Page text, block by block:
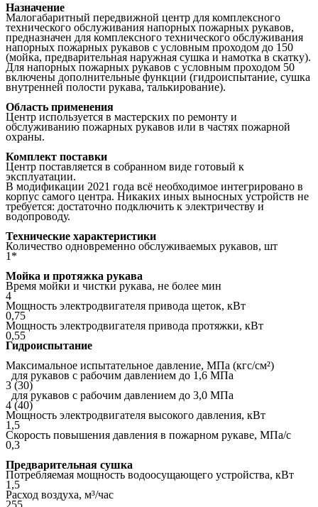
Назначение
Малогабаритный передвижной центр для комплексного
технического обслуживания напорных пожарных рукавов,
предназначен для комплексного технического обслуживания
напорных пожарных рукавов с условным проходом до 150
(мойка, предварительная наружная сушка и намотка в скатку).
Для напорных пожарных рукавов с условным проходом 50
включены дополнительные функции (гидроиспытание, сушка
внутренней полости рукава, талькирование).
Область применения
Центр используется в мастерских по ремонту и
обслуживанию пожарных рукавов или в частях пожарной
охраны.
Комплект поставки
Центр поставляется в собранном виде готовый к
эксплуатации.
В модификации 2021 года всё необходимое интегрировано в
корпус самого центра. Никаких иных выносных устройств не
требуется: достаточно подключить к электричеству и
водопроводу.
Технические характеристики
Количество одновременно обслуживаемых рукавов, шт
1*
Мойка и протяжка рукава
Время мойки и чистки рукава, не более мин
4
Мощность электродвигателя привода щеток, кВт
0,75
Мощность электродвигателя привода протяжки, кВт
0,55
Гидроиспытание
Максимальное испытательное давление, МПа (кгс/см²)
для рукавов с рабочим давлением до 1,6 МПа
3 (30)
для рукавов с рабочим давлением до 3,0 МПа
4 (40)
Мощность электродвигателя высокого давления, кВт
1,5
Скорость повышения давления в пожарном рукаве, МПа/с
0,3
Предварительная сушка
Потребляемая мощность водоосущающего устройства, кВт
1,5
Расход воздуха, м³/час
255